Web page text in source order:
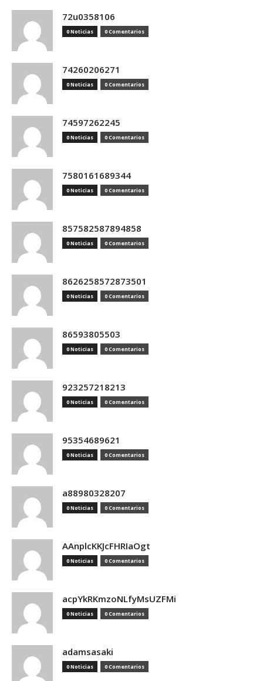
72u0358106
0 Noticias 0 Comentarios
74260206271
0 Noticias 0 Comentarios
74597262245
0 Noticias 0 Comentarios
7580161689344
0 Noticias 0 Comentarios
857582587894858
0 Noticias 0 Comentarios
8626258572873501
0 Noticias 0 Comentarios
86593805503
0 Noticias 0 Comentarios
923257218213
0 Noticias 0 Comentarios
95354689621
0 Noticias 0 Comentarios
a88980328207
0 Noticias 0 Comentarios
AAnplcKKJcFHRIaOgt
0 Noticias 0 Comentarios
acpYkRKmzoNLfyMsUZFMi
0 Noticias 0 Comentarios
adamsasaki
0 Noticias 0 Comentarios